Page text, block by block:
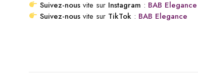
Suivez-nous vite sur Instagram : BAB Elegance
Suivez-nous vite sur TikTok : BAB Elegance